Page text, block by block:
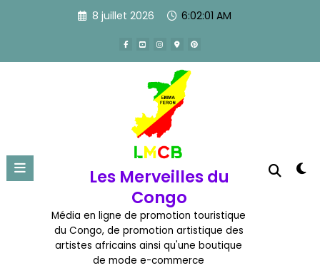
8 juillet 2026 6:02:02 AM
Les Merveilles du
Congo
Média en ligne de promotion touristique
du Congo, de promotion artistique des
artistes africains ainsi qu'une boutique
de mode e-commerce